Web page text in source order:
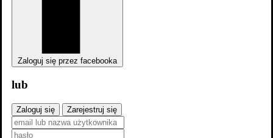
Zaloguj się przez facebooka
lub
Zaloguj się Zarejestruj się